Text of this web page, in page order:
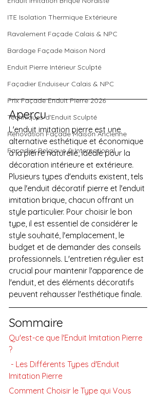
ITE Isolation Thermique Extérieure
Ravalement Façade Calais & NPC
Bardage Façade Maison Nord
Enduit Pierre Intérieur Sculpté
Façadier Enduiseur Calais & NPC
Prix Façade Enduit Pierre 2026
Techniques d'Enduit Sculpté
Rénovation Façade Maison Ancienne
Façadier Belgique & International
Aperçu
L'enduit imitation pierre est une
alternative esthétique et économique
à la pierre naturelle, idéale pour la
décoration intérieure et extérieure.
Plusieurs types d'enduits existent, tels
que l'enduit décoratif pierre et l'enduit
imitation brique, chacun offrant un
style particulier. Pour choisir le bon
type, il est essentiel de considérer le
style souhaité, l'emplacement, le
budget et de demander des conseils
professionnels. L'entretien régulier est
crucial pour maintenir l'apparence de
l'enduit, et des éléments décoratifs
peuvent rehausser l'esthétique finale.
Sommaire
Qu'est-ce que l'Enduit Imitation Pierre
?
Imitation Pierre
Comment Choisir le Type qui Vous